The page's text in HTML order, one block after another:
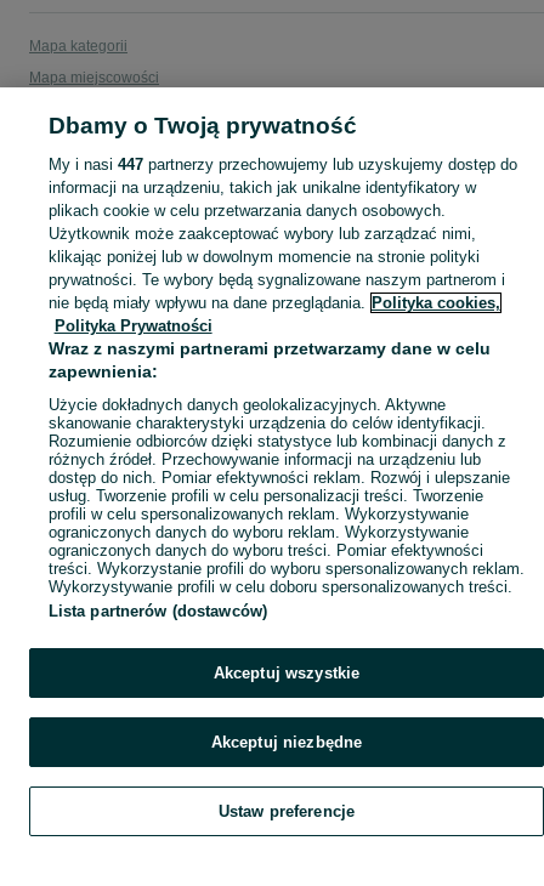
Mapa kategorii
Mapa miejscowości
Popularne wyszukiwania
Szukaj Obserwujesz Dodaj Czat Konto
Dbamy o Twoją prywatność
My i nasi 447partnerzy przechowujemy lub uzyskujemy dostęp do
informacji na urządzeniu, takich jak unikalne identyfikatory w
plikach cookie w celu przetwarzania danych osobowych.
Użytkownik może zaakceptować wybory lub zarządzać nimi,
klikając poniżej lub w dowolnym momencie na stronie polityki
prywatności. Te wybory będą sygnalizowane naszym partnerom i
nie będą miały wpływu na dane przeglądania. Polityka cookies,
Polityka Prywatności
Wraz z naszymi partnerami przetwarzamy dane w celu
zapewnienia:
Użycie dokładnych danych geolokalizacyjnych. Aktywne
skanowanie charakterystyki urządzenia do celów identyfikacji.
Rozumienie odbiorców dzięki statystyce lub kombinacji danych z
różnych źródeł. Przechowywanie informacji na urządzeniu lub
dostęp do nich. Pomiar efektywności reklam. Rozwój i ulepszanie
usług. Tworzenie profili w celu personalizacji treści. Tworzenie
profili w celu spersonalizowanych reklam. Wykorzystywanie
ograniczonych danych do wyboru reklam. Wykorzystywanie
ograniczonych danych do wyboru treści. Pomiar efektywności
treści. Wykorzystanie profili do wyboru spersonalizowanych reklam.
Wykorzystywanie profili w celu doboru spersonalizowanych treści.
Lista partnerów (dostawców)
Akceptuj wszystkie
Akceptuj niezbędne
Ustaw preferencje